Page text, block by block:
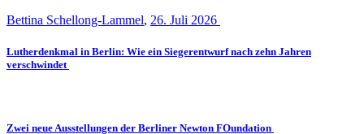
Bettina Schellong-Lammel, 26. Juli 2026
Lutherdenkmal in Berlin: Wie ein Siegerentwurf nach zehn Jahren
verschwindet
Zwei neue Ausstellungen der Berliner Newton FOundation